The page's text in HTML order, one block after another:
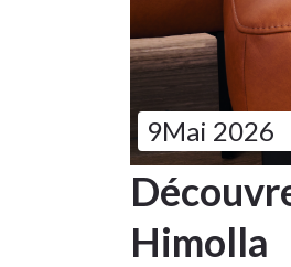
9Mai 2026
Himolla